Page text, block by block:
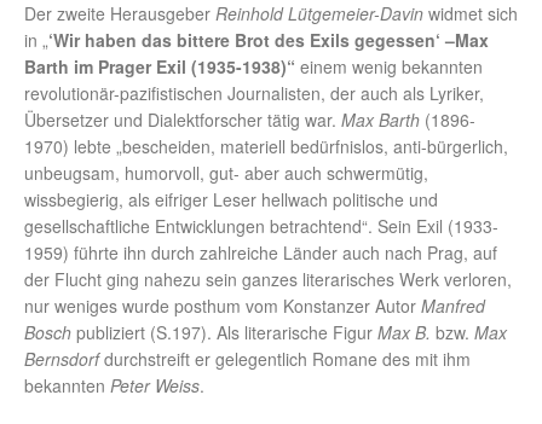
Der zweite Herausgeber Reinhold Lütgemeier-Davin widmet sich
in „‘Wir haben das bittere Brot des Exils gegessen‘ –Max
Barth im Prager Exil (1935-1938)“ einem wenig bekannten
revolutionär-pazifistischen Journalisten, der auch als Lyriker,
Übersetzer und Dialektforscher tätig war. Max Barth (1896-
1970) lebte „bescheiden, materiell bedürfnislos, anti-bürgerlich,
unbeugsam, humorvoll, gut- aber auch schwermütig,
wissbegierig, als eifriger Leser hellwach politische und
gesellschaftliche Entwicklungen betrachtend“. Sein Exil (1933-
1959) führte ihn durch zahlreiche Länder auch nach Prag, auf
der Flucht ging nahezu sein ganzes literarisches Werk verloren,
nur weniges wurde posthum vom Konstanzer Autor Manfred
Bosch publiziert (S.197). Als literarische Figur Max B. bzw. Max
Bernsdorfdurchstreift er gelegentlich Romane des mit ihm
bekannten Peter Weiss.